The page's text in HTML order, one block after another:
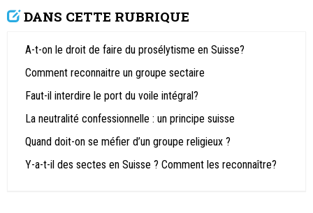
DANS CETTE RUBRIQUE
A-t-on le droit de faire du prosélytisme en Suisse?
Comment reconnaitre un groupe sectaire
Faut-il interdire le port du voile intégral?
La neutralité confessionnelle : un principe suisse
Quand doit-on se méfier d’un groupe religieux ?
Y-a-t-il des sectes en Suisse ? Comment les reconnaître?